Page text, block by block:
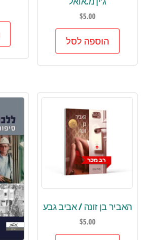
$5.00
הוספה לסל
האביר בן זונה / אביב גבע
$5.00